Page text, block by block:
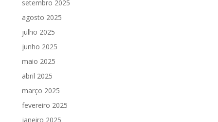
setembro 2025
agosto 2025
julho 2025
junho 2025
maio 2025
abril 2025
março 2025
fevereiro 2025
janeiro 2025